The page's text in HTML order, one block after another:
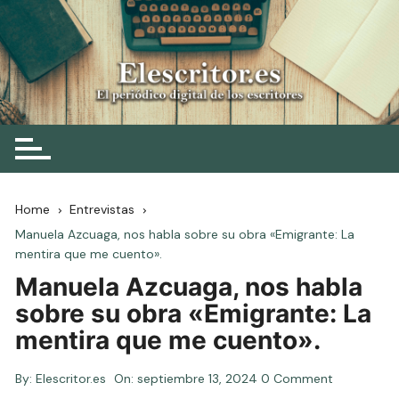
Skip
to
content
Elescritor.es
El periódico digital de los escritores
Home
Entrevistas
Manuela Azcuaga, nos habla sobre su obra «Emigrante: La
mentira que me cuento».
Manuela Azcuaga, nos habla
sobre su obra «Emigrante: La
mentira que me cuento».
By: Elescritor.es On:septiembre 13, 2024 0 Comment